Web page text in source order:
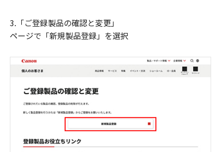
3.「ご登録製品の確認と変更」
ページで「新規製品登録」を選択